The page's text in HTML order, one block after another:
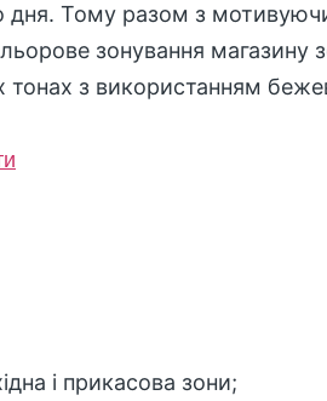
дня. Тому разом з
зонування магазину
з використанням
і прикасова зони;